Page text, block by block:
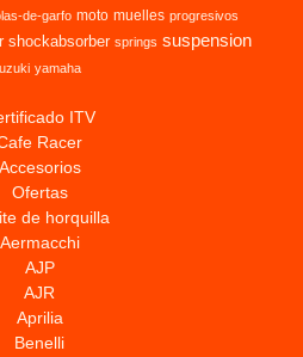
de-garfo moto muelles progresivos
shockabsorber springs suspension
yamaha
ITV
Racer
Accesorios
Ofertas
de horquilla
Aermacchi
AJP
AJR
Aprilia
Benelli